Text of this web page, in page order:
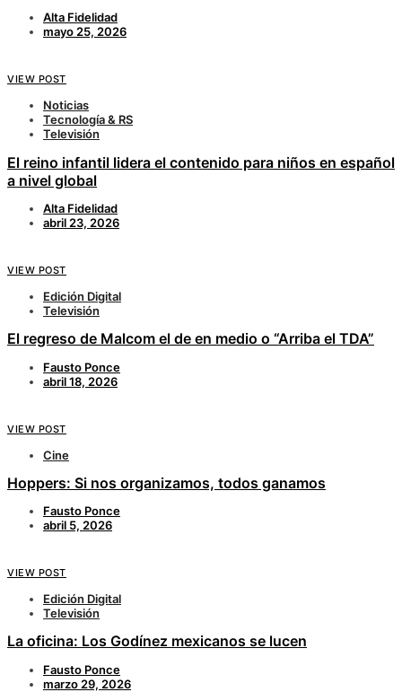
Alta Fidelidad
mayo 25, 2026
VIEW POST
Noticias
Tecnología & RS
Televisión
El reino infantil lidera el contenido para niños en español
a nivel global
Alta Fidelidad
abril 23, 2026
VIEW POST
Edición Digital
Televisión
El regreso de Malcom el de en medio o “Arriba el TDA”
Fausto Ponce
abril 18, 2026
VIEW POST
Cine
Hoppers: Si nos organizamos, todos ganamos
Fausto Ponce
abril 5, 2026
VIEW POST
Edición Digital
Televisión
La oficina: Los Godínez mexicanos se lucen
Fausto Ponce
marzo 29, 2026